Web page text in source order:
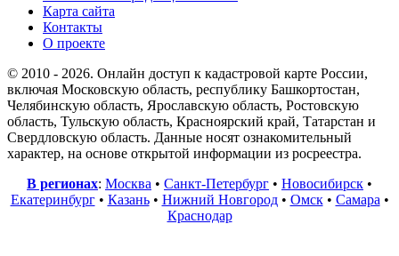
Карта сайта
Контакты
О проекте
© 2010 - 2026. Онлайн доступ к кадастровой карте России,
включая Московскую область, республику Башкортостан,
Челябинскую область, Ярославскую область, Ростовскую
область, Тульскую область, Красноярский край, Татарстан и
Свердловскую область. Данные носят ознакомительный
характер, на основе открытой информации из росреестра.
В регионах: Москва • Санкт-Петербург • Новосибирск •
Екатеринбург• Казань• Нижний Новгород• Омск• Самара •
Краснодар